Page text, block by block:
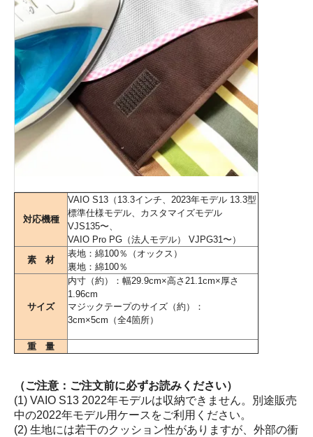
対応機種
VAIO S13（13.3インチ、2023年モデル 13.3型
標準仕様モデル、カスタマイズモデル
VJS135〜、
VAIO Pro PG（法人モデル） VJPG31〜）
素 材
表地：綿100％（オックス）
裏地：綿100％
サイズ
内寸（約）：幅29.9cm×高さ21.1cm×厚さ
1.96cm
マジックテープのサイズ（約）：
3cm×5cm（全4箇所）
重 量
（ご注意：ご注文前に必ずお読みください）
(1) VAIO S13 2022年モデルは収納できません。別途販売
中の2022年モデル用ケースをご利用ください。
(2) 生地には若干のクッション性がありますが、外部の衝